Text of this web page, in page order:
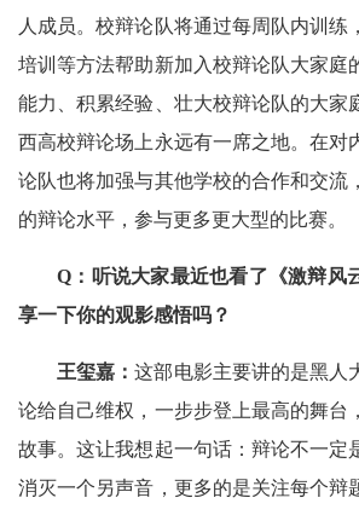
人成员。校辩论队将通过每周队内训练
培训等方法帮助新加入校辩论队大家庭
能力、积累经验、壮大校辩论队的大家
西高校辩论场上永远有一席之地。在对
论队也将加强与其他学校的合作和交流
的辩论水平，参与更多更大型的比赛。
Q：听说大家最近也看了《激辩风
享一下你的观影感悟吗？
王玺嘉：这部电影主要讲的是黑人
论给自己维权，一步步登上最高的舞台
故事。这让我想起一句话：辩论不一定
消灭一个另声音，更多的是关注每个辩